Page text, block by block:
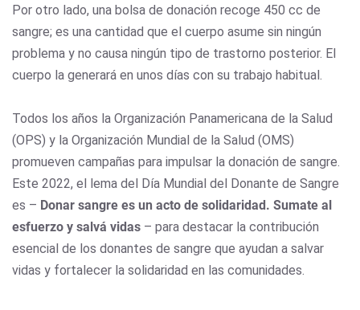
Por otro lado, una bolsa de donación recoge 450 cc de
sangre; es una cantidad que el cuerpo asume sin ningún
problema y no causa ningún tipo de trastorno posterior. El
cuerpo la generará en unos días con su trabajo habitual.
Todos los años la Organización Panamericana de la Salud
(OPS) y la Organización Mundial de la Salud (OMS)
promueven campañas para impulsar la donación de sangre.
Este 2022, el lema del Día Mundial del Donante de Sangre
es – Donar sangre es un acto de solidaridad. Sumate al
esfuerzo y salvá vidas – para destacar la contribución
esencial de los donantes de sangre que ayudan a salvar
vidas y fortalecer la solidaridad en las comunidades.